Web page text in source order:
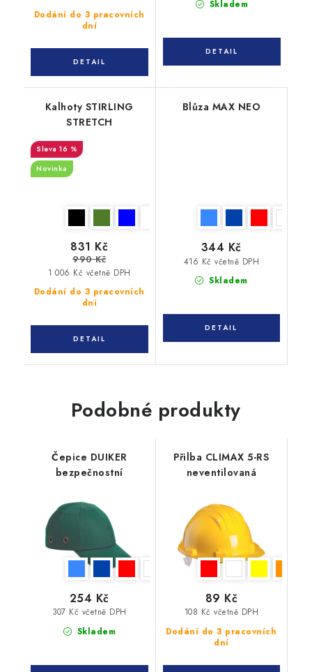
Dodání do 3 pracovních
dní
Skladem
Kalhoty STIRLING
STRETCH
16 %
Novinka
Dodání do 3 pracovních
dní
1 006 Kč včetně DPH
831 Kč
990 Kč
Blůza MAX NEO
Skladem
416 Kč včetně DPH
344 Kč
Podobné produkty
Čepice DUIKER
bezpečnostní
Skladem
307 Kč včetně DPH
254 Kč
Přilba CLIMAX 5-RS
neventilovaná
Dodání do 3 pracovních
dní
108 Kč včetně DPH
89 Kč